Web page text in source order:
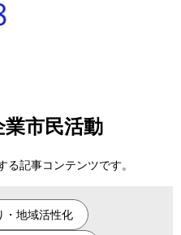
市民活動
記事コンテンツです。
・地域活性化